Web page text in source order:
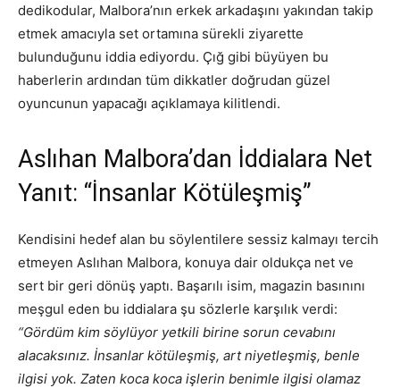
dedikodular, Malbora’nın erkek arkadaşını yakından takip
etmek amacıyla set ortamına sürekli ziyarette
bulunduğunu iddia ediyordu. Çığ gibi büyüyen bu
haberlerin ardından tüm dikkatler doğrudan güzel
oyuncunun yapacağı açıklamaya kilitlendi.
Aslıhan Malbora’dan İddialara Net
Yanıt: “İnsanlar Kötüleşmiş”
Kendisini hedef alan bu söylentilere sessiz kalmayı tercih
etmeyen Aslıhan Malbora, konuya dair oldukça net ve
sert bir geri dönüş yaptı. Başarılı isim, magazin basınını
meşgul eden bu iddialara şu sözlerle karşılık verdi:
“Gördüm kim söylüyor yetkili birine sorun cevabını
alacaksınız. İnsanlar kötüleşmiş, art niyetleşmiş, benle
ilgisi yok. Zaten koca koca işlerin benimle ilgisi olamaz